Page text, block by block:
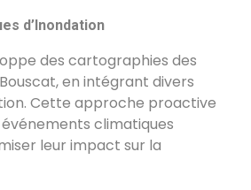
d’Inondation
des cartographies des
en intégrant divers
Cette approche proactive
climatiques
leur impact sur la